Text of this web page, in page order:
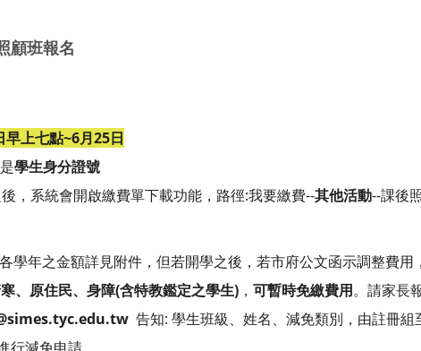
顧班報名
上七點~6月25日
學生身分證號
，系統會開啟繳費單下載功能，路徑:我要繳費--其他活動--課後
之金額詳見附件，但若開學之後，若市府公文函示調整費用，
、原住民、身障(含特教鑑定之學生) ， 可暫時免繳費用。請家長
告知: 學生班級、姓名、減免類別，由註冊